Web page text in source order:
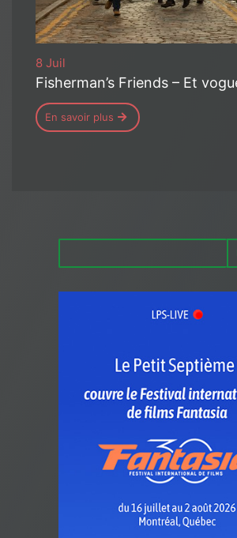
8 Juil
Fisherman’s Friends – Et
En savoir plus